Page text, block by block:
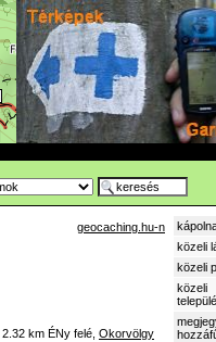
geocaching.hu-n
2.32 km ÉNy felé Okorvölgy
közeli
közeli
közeli